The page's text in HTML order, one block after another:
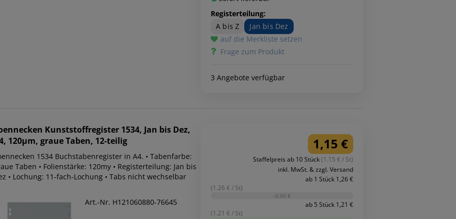
Registerteilung:
A bis Z
Jan bis Dez
auf die Merkliste setzen
Frage zum Produkt
3 Angebote verfügbar
Kunststoffregister 1534, Jan bis Dez,
120µm, graue Taben, 12-teilig
1534 Buchstabenregister in A4. • Tabenfarbe:
Taben • Folienstärke: 120my • Registerteilung: Jan bis
• Lochung: 11-fach-Lochung • Tabs nicht wechselbar
Art.-Nr. H121060880-76645
1,15 €
Staffelpreis ab 10 Stück(1.15 € / St)
inkl. MwSt. & zzgl. Versand
ab 1 Stück 1,26 €
(1.26 € / St)
-0,00 €
ab 5 Stück 1,21 €
(1.21 € / St)